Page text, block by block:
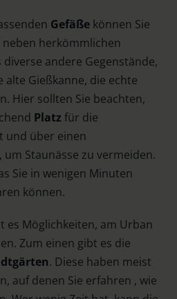
Gefäße können Sie
neben herkömmlichen
diverse andere Gegenstände,
alte Gießkanne, die echte
Hier sollten Sie beachten,
Platz für die
und über einen
Staunässe zu vermeiden.
Sie in wenigen Minuten
können.
es Möglichkeiten, am Urban
Zum einen gibt es die
. Diese haben meist
auf denen Sie erfahren , wie